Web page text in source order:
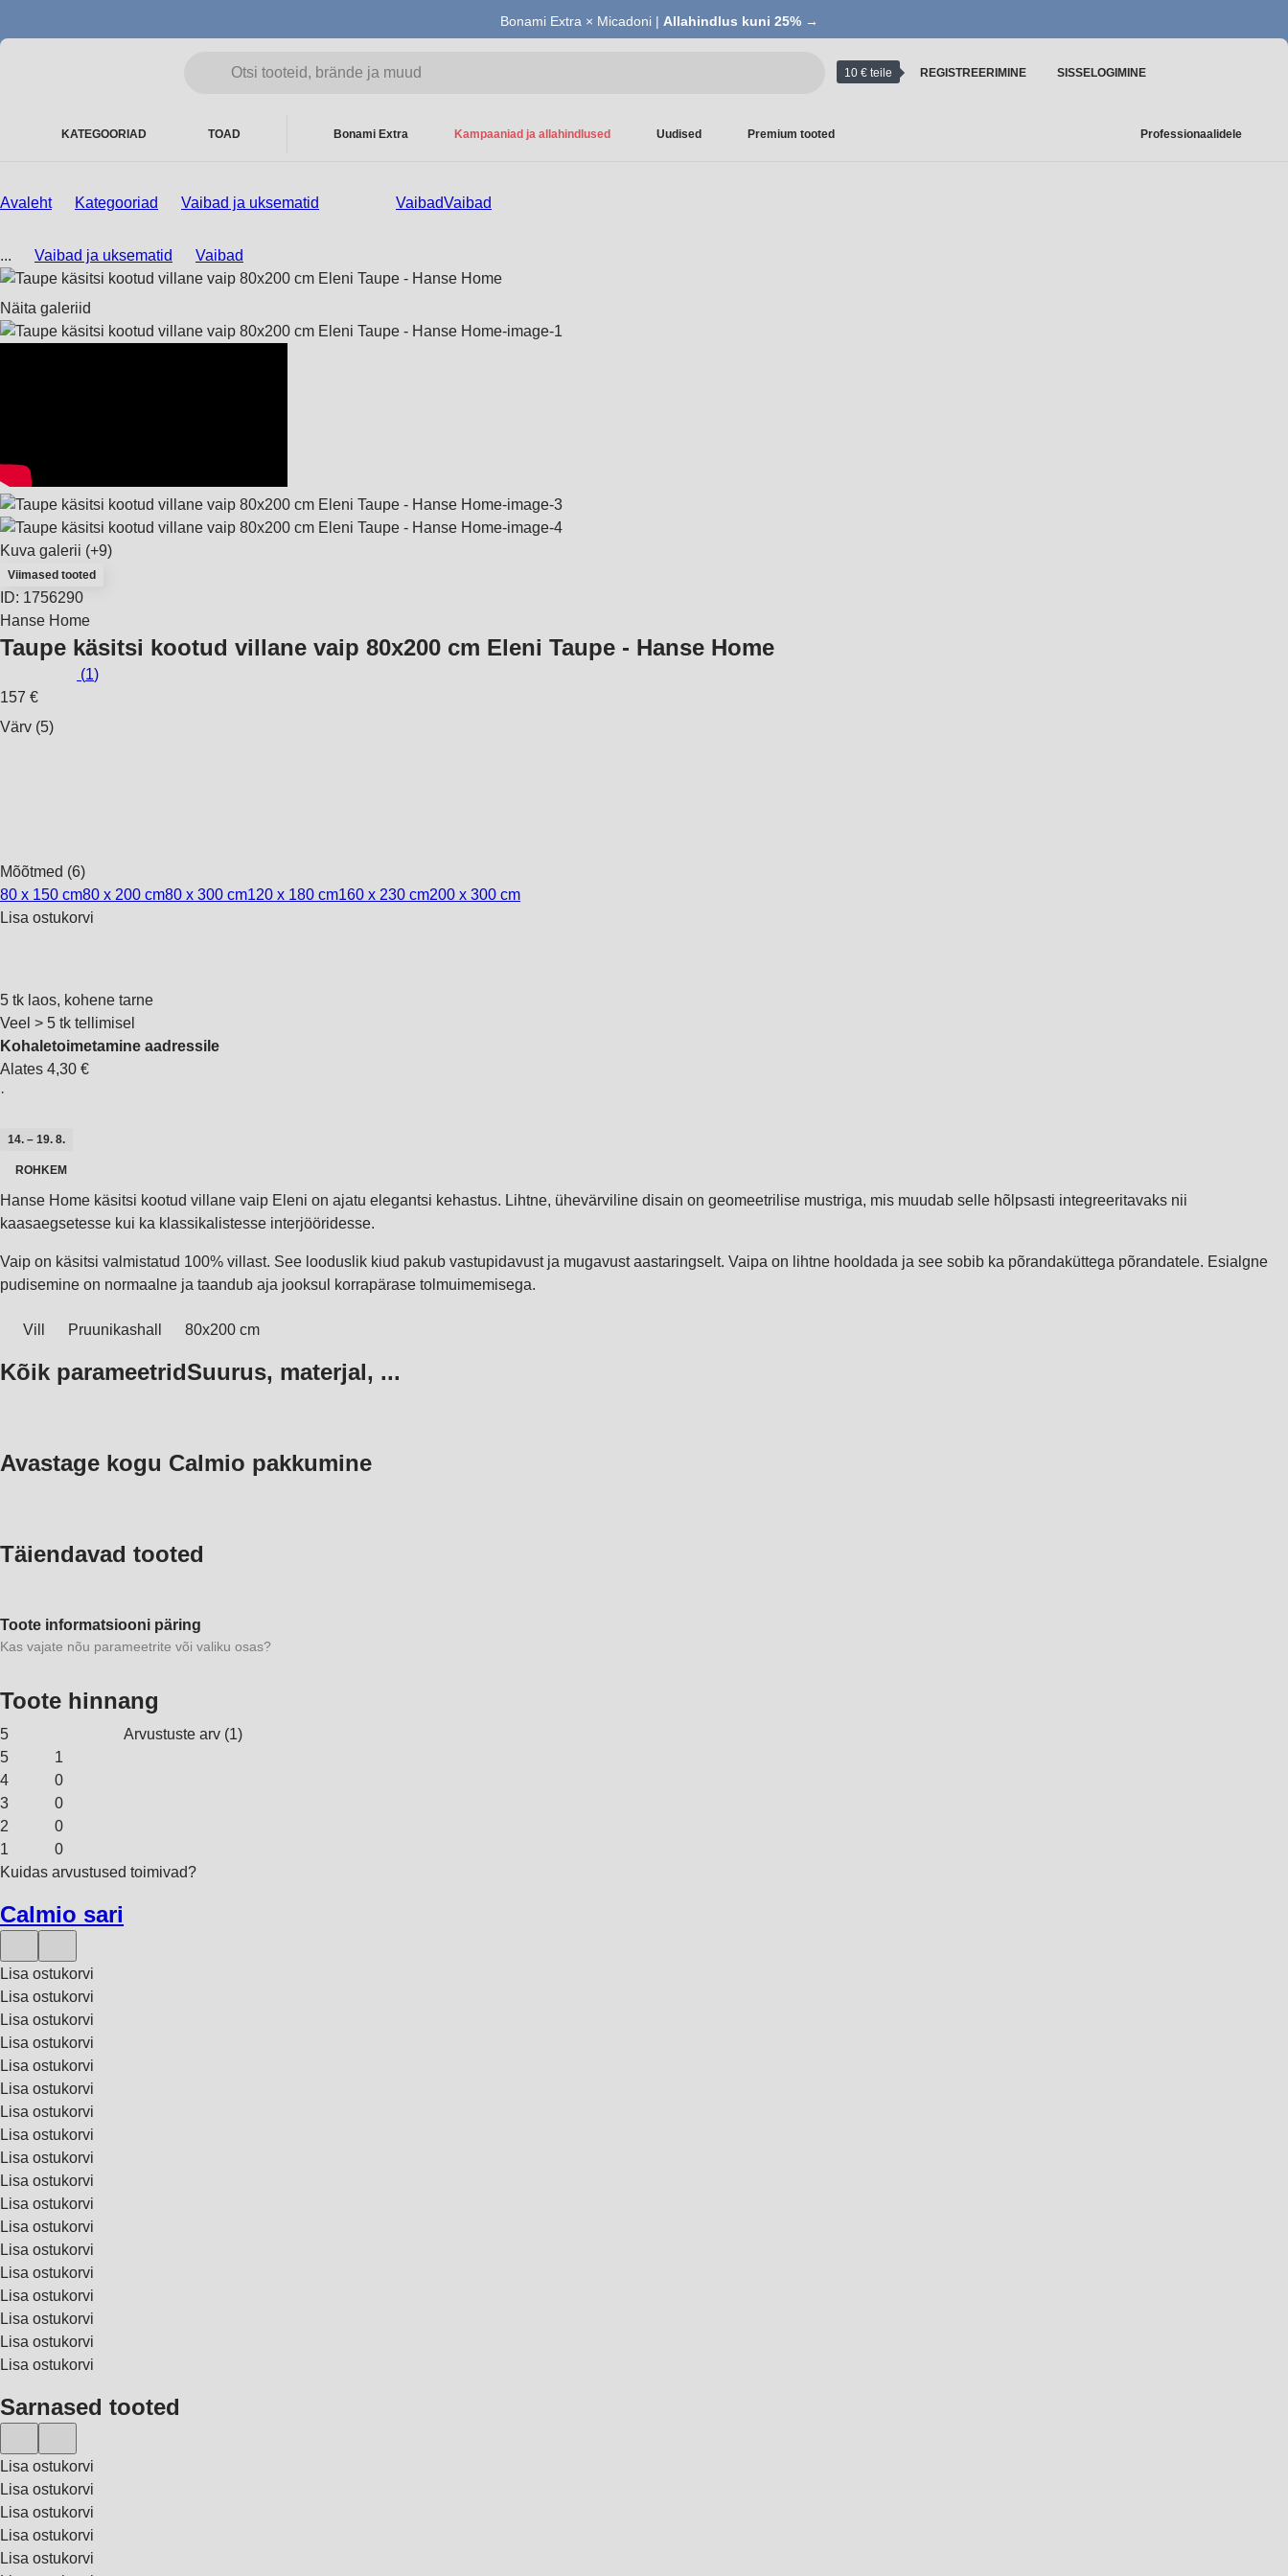
Bonami Extra × Micadoni | Allahindlus kuni 25% →
10 € teile REGISTREERIMINE SISSELOGIMINE
KATEGOORIAD TOAD Bonami Extra Kampaaniad ja allahindlused Uudised Premium tooted Professionaalidele
Avaleht Kategooriad Vaibad ja uksematid VaibadVaibad
... Vaibad ja uksematid Vaibad
Näita galeriid
Kuva galerii (+9)
Viimased tooted
ID: 1756290
Hanse Home
Taupe käsitsi kootud villane vaip 80x200 cm Eleni Taupe - Hanse Home
(1)
157 €
Värv (5)
Mõõtmed (6)
80 x 150 cm80 x 200 cm80 x 300 cm120 x 180 cm160 x 230 cm200 x 300 cm
Lisa ostukorvi
5 tk laos, kohene tarne
Veel > 5 tk tellimisel
Kohaletoimetamine aadressile
Alates 4,30 €
·
14. – 19. 8.
ROHKEM
Hanse Home käsitsi kootud villane vaip Eleni on ajatu elegantsi kehastus. Lihtne, ühevärviline disain on geomeetrilise mustriga, mis muudab selle hõlpsasti integreeritavaks nii
kaasaegsetesse kui ka klassikalistesse interjööridesse.
Vaip on käsitsi valmistatud 100% villast. See looduslik kiud pakub vastupidavust ja mugavust aastaringselt. Vaipa on lihtne hooldada ja see sobib ka põrandaküttega põrandatele. Esialgne
pudisemine on normaalne ja taandub aja jooksul korrapärase tolmuimemisega.
Vill Pruunikashall 80x200 cm
Kõik parameetridSuurus, materjal, ...
Avastage kogu Calmio pakkumine
Täiendavad tooted
Toote informatsiooni päring
Kas vajate nõu parameetrite või valiku osas?
Toote hinnang
5 Arvustuste arv (1)
5
1
4
0
3
0
2
0
1
0
Kuidas arvustused toimivad?
Calmio sari
Lisa ostukorvi
Lisa ostukorvi
Lisa ostukorvi
Lisa ostukorvi
Lisa ostukorvi
Lisa ostukorvi
Lisa ostukorvi
Lisa ostukorvi
Lisa ostukorvi
Lisa ostukorvi
Lisa ostukorvi
Lisa ostukorvi
Lisa ostukorvi
Lisa ostukorvi
Lisa ostukorvi
Lisa ostukorvi
Lisa ostukorvi
Lisa ostukorvi
Sarnased tooted
Lisa ostukorvi
Lisa ostukorvi
Lisa ostukorvi
Lisa ostukorvi
Lisa ostukorvi